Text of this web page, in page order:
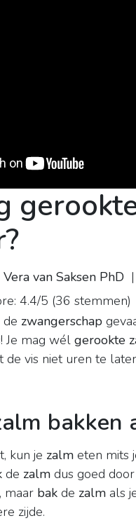
van Saksen PhD
4.4/5 (36 stemmen)
de zwangerschap
Je mag wél gerookte
de vis niet uren te
bakken
kun je zalm eten mits
de zalm dus goed
maar bak de zalm als
zijde.